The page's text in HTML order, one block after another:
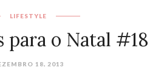
LIFESTYLE
para o Natal #18
18, 2013